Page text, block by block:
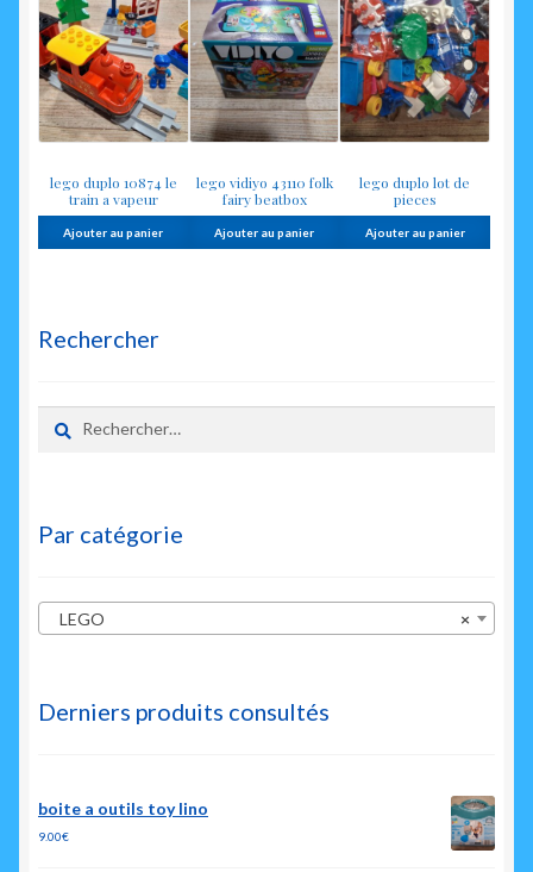
lego duplo 10874 le
train a vapeur
Ajouter au panier
lego vidiyo 43110 folk
fairy beatbox
Ajouter au panier
lego duplo lot de
pieces
Ajouter au panier
Rechercher
Rechercher :
Par catégorie
×
LEGO
Derniers produits consultés
boite a outils toy lino
9.00€